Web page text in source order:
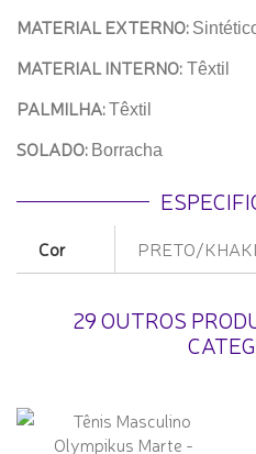
MATERIAL EXTERNO:
MATERIAL INTERNO: Têxtil
PALMILHA:Têxtil
SOLADO: Borracha
Cor PRETO/
29 OUTROS